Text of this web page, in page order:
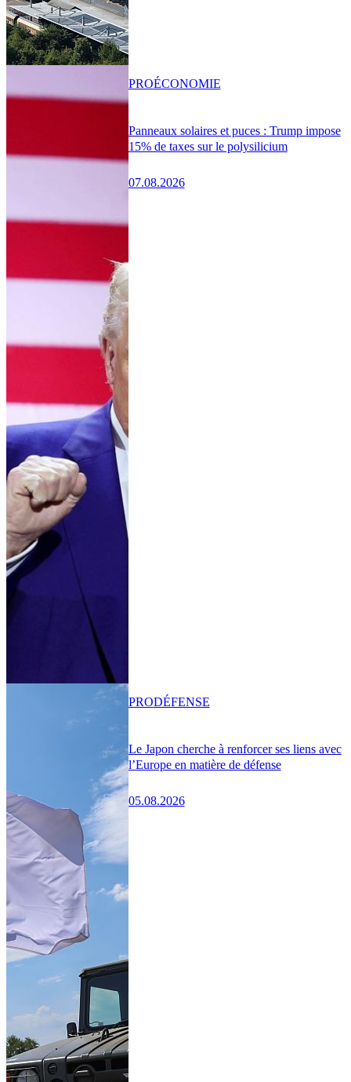
Panneaux solaires et puces : Trump impose
15% de taxes sur le polysilicium
07.08.2026
PROÉCONOMIE
Le Japon cherche à renforcer ses liens avec
l’Europe en matière de défense
05.08.2026
PRODÉFENSE